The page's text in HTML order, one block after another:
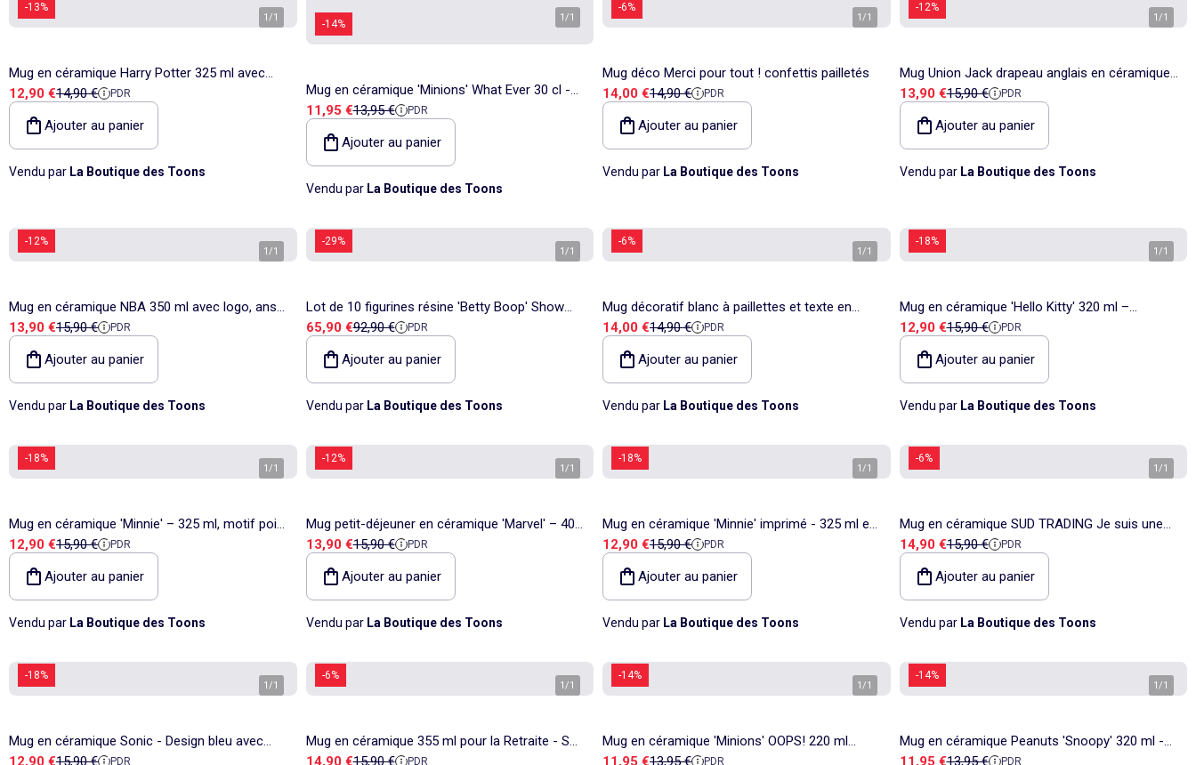
-13%
1/1
Mug en céramique Harry Potter 325 ml avec
visuel doré en boîte cadeau
Prix de vente
12,90 €Prix de référence
14,90 € PDR
Ajouter au panier
Vendu par La Boutique des Toons
-14%
1/1
Mug en céramique 'Minions' What Ever 30 cl -
compatible micro-ondes et lave-vaisselle
Prix de vente
11,95 €Prix de référence
13,95 € PDR
Ajouter au panier
Vendu par La Boutique des Toons
-6%
1/1
Mug déco Merci pour tout ! confettis pailletés
Prix de vente
14,00 €Prix de référence
14,90 € PDR
Ajouter au panier
Vendu par La Boutique des Toons
-12%
1/1
Mug Union Jack drapeau anglais en céramique
-
Prix de vente
13,90 €Prix de référence
15,90 € PDR
Ajouter au panier
Vendu par La Boutique des Toons
-12%
1/1
Mug en céramique NBA 350 ml avec logo, anse
latérale
Prix de vente
13,90 €Prix de référence
15,90 € PDR
Ajouter au panier
Vendu par La Boutique des Toons
-29%
1/1
Lot de 10 figurines résine 'Betty Boop' Show
Collection – 15 cm environ
Prix de vente
65,90 €Prix de référence
92,90 € PDR
Ajouter au panier
Vendu par La Boutique des Toons
-6%
1/1
Mug décoratif blanc à paillettes et texte en
français
Prix de vente
14,00 €Prix de référence
14,90 € PDR
Ajouter au panier
Vendu par La Boutique des Toons
-18%
1/1
Mug en céramique 'Hello Kitty' 320 ml –
imprimé et nœud rouge
Prix de vente
12,90 €Prix de référence
15,90 € PDR
Ajouter au panier
Vendu par La Boutique des Toons
-18%
1/1
Mug en céramique 'Minnie' – 325 ml, motif pois
rose et blanc
Prix de vente
12,90 €Prix de référence
15,90 € PDR
Ajouter au panier
Vendu par La Boutique des Toons
-12%
1/1
Mug petit-déjeuner en céramique 'Marvel' – 400
ml, design rouge et noir
Prix de vente
13,90 €Prix de référence
15,90 € PDR
Ajouter au panier
Vendu par La Boutique des Toons
-18%
1/1
Mug en céramique 'Minnie' imprimé - 325 ml en
boîte cadeau
Prix de vente
12,90 €Prix de référence
15,90 € PDR
Ajouter au panier
Vendu par La Boutique des Toons
-6%
1/1
Mug en céramique SUD TRADING Je suis une
connasse qui déchire
Prix de vente
14,90 €Prix de référence
15,90 € PDR
Ajouter au panier
Vendu par La Boutique des Toons
-18%
1/1
Mug en céramique Sonic - Design bleu avec
Prix de vente
12,90 €Prix de référence
15,90 € PDR
-6%
1/1
Mug en céramique 355 ml pour la Retraite - SV
Prix de vente
14,90 €Prix de référence
15,90 € PDR
-14%
1/1
Mug en céramique 'Minions' OOPS! 220 ml
Prix de vente
11,95 €Prix de référence
13,95 € PDR
-14%
1/1
Mug en céramique Peanuts 'Snoopy' 320 ml -
Prix de vente
11,95 €Prix de référence
13,95 € PDR